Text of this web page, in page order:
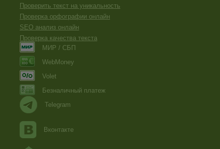
Проверить текст на уникальность
Проверка орфографии онлайн
SEO анализ онлайн
Проверка качества текста
МИР / СБП
WebMoney
Volet
Безналичный платеж
Telegram
Вконтакте